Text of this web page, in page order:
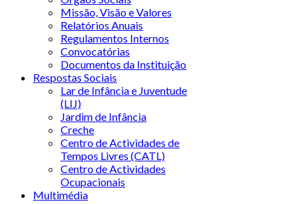
Missão, Visão e Valores
Relatórios Anuais
Regulamentos Internos
Convocatórias
Documentos da Instituição
Respostas Sociais
Lar de Infância e Juventude
(LIJ)
Jardim de Infância
Creche
Centro de Actividades de
Tempos Livres (CATL)
Centro de Actividades
Ocupacionais
Multimédia